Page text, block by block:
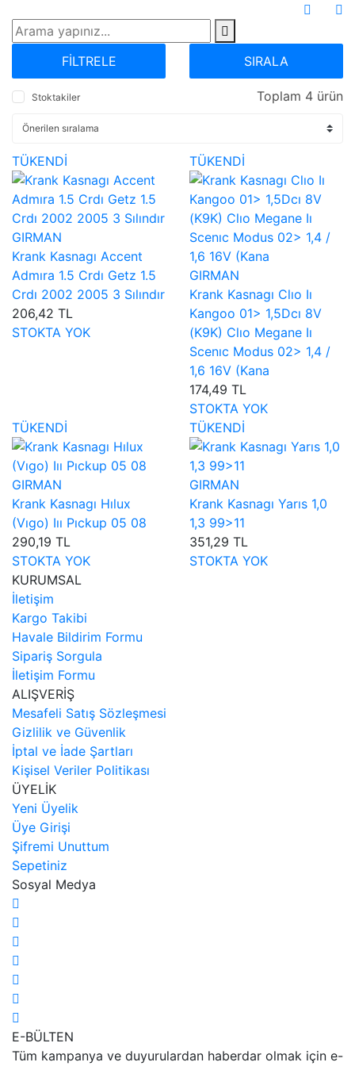
FİLTRELE SIRALA
Stoktakiler Toplam 4 ürün
TÜKENDİ
GIRMAN
Krank Kasnagı Accent
Admıra 1.5 Crdı Getz 1.5
Crdı 2002 2005 3 Sılındır
206,42 TL
STOKTA YOK
TÜKENDİ
GIRMAN
Krank Kasnagı Clıo Iı
Kangoo 01> 1,5Dcı 8V
(K9K) Clıo Megane Iı
Scenıc Modus 02> 1,4 /
1,6 16V (Kana
174,49 TL
STOKTA YOK
TÜKENDİ
GIRMAN
Krank Kasnagı Hılux
(Vıgo) Iıı Pıckup 05 08
290,19 TL
STOKTA YOK
TÜKENDİ
GIRMAN
Krank Kasnagı Yarıs 1,0
1,3 99>11
351,29 TL
STOKTA YOK
KURUMSAL
İletişim
Kargo Takibi
Havale Bildirim Formu
Sipariş Sorgula
İletişim Formu
ALIŞVERİŞ
Mesafeli Satış Sözleşmesi
Gizlilik ve Güvenlik
İptal ve İade Şartları
Kişisel Veriler Politikası
ÜYELİK
Yeni Üyelik
Üye Girişi
Şifremi Unuttum
Sepetiniz
Sosyal Medya
E-BÜLTEN
Tüm kampanya ve duyurulardan haberdar olmak için e-